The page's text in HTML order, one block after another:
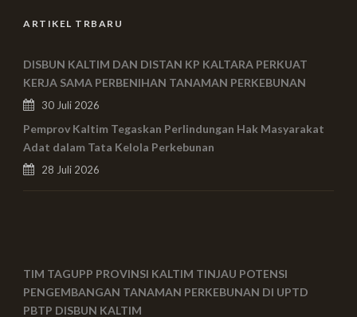
ARTIKEL TRBARU
DISBUN KALTIM DAN DISTAN KP KALTARA PERKUAT
KERJA SAMA PERBENIHAN TANAMAN PERKEBUNAN
30 Juli 2026
Pemprov Kaltim Tegaskan Perlindungan Hak Masyarakat
Adat dalam Tata Kelola Perkebunan
28 Juli 2026
TIM TAGUPP PROVINSI KALTIM TINJAU POTENSI
PENGEMBANGAN TANAMAN PERKEBUNAN DI UPTD
PBTP DISBUN KALTIM